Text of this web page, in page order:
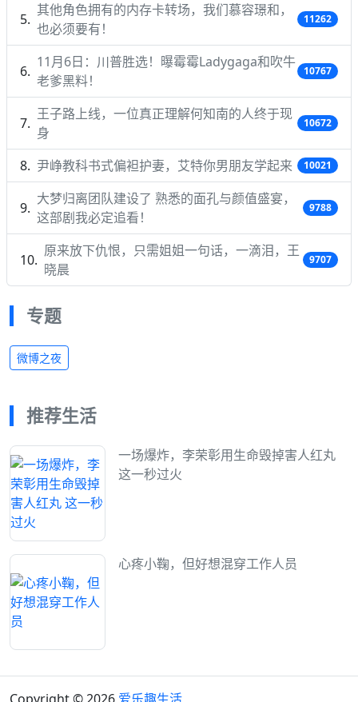
其他角色拥有的内存卡转场，我们慕容璟和，
也必须要有！
11262
11月6日：川普胜选！曝霉霉Ladygaga和吹牛
老爹黑料！
10767
王子路上线，一位真正理解何知南的人终于现
身
10672
尹峥教科书式偏袒护妻，艾特你男朋友学起来 10021
大梦归离团队建设了 熟悉的面孔与颜值盛宴，
这部剧我必定追看！
9788
原来放下仇恨，只需姐姐一句话，一滴泪，王
晓晨
9707
专题
微博之夜
推荐生活
一场爆炸，李荣彰用生命毁掉害人红丸
这一秒过火
心疼小鞠，但好想混穿工作人员